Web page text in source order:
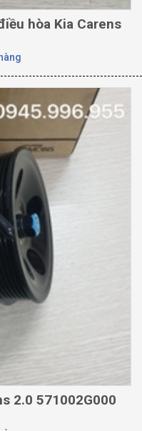
hòa Kia Carens
2.0 571002G000